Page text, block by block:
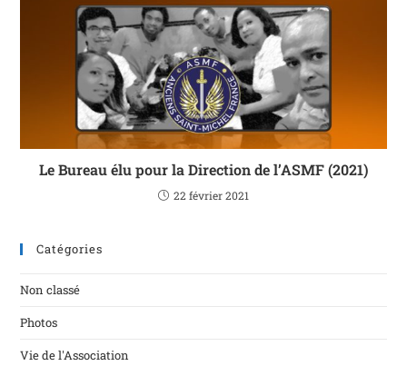
Le Bureau élu pour la Direction de l’ASMF (2021)
22 février 2021
Catégories
Non classé
Photos
Vie de l'Association